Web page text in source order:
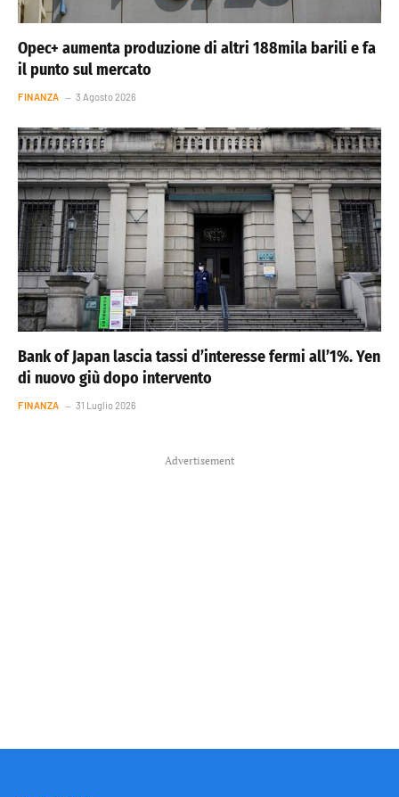
Opec+ aumenta produzione di altri 188mila barili e fa
il punto sul mercato
FINANZA 3 Agosto 2026
Bank of Japan lascia tassi d’interesse fermi all’1%. Yen
di nuovo giù dopo intervento
FINANZA 31 Luglio 2026
Advertisement